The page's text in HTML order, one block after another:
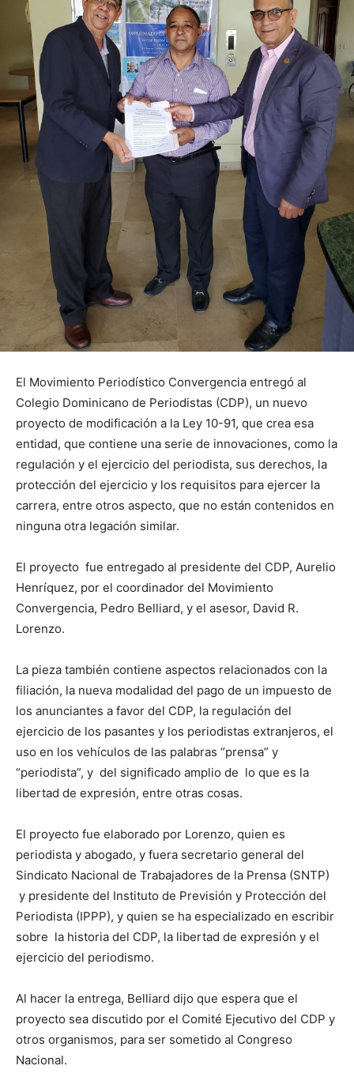
El Movimiento Periodístico Convergencia entregó al
Colegio Dominicano de Periodistas (CDP), un nuevo
proyecto de modificación a la Ley 10-91, que crea esa
entidad, que contiene una serie de innovaciones, como la
regulación y el ejercicio del periodista, sus derechos, la
protección del ejercicio y los requisitos para ejercer la
carrera, entre otros aspecto, que no están contenidos en
ninguna otra legación similar.
El proyecto fue entregado al presidente del CDP, Aurelio
Henríquez, por el coordinador del Movimiento
Convergencia, Pedro Belliard, y el asesor, David R.
Lorenzo.
La pieza también contiene aspectos relacionados con la
filiación, la nueva modalidad del pago de un impuesto de
los anunciantes a favor del CDP, la regulación del
ejercicio de los pasantes y los periodistas extranjeros, el
uso en los vehículos de las palabras “prensa” y
“periodista”, y del significado amplio de lo que es la
libertad de expresión, entre otras cosas.
El proyecto fue elaborado por Lorenzo, quien es
periodista y abogado, y fuera secretario general del
Sindicato Nacional de Trabajadores de la Prensa (SNTP)
y presidente del Instituto de Previsión y Protección del
Periodista (IPPP), y quien se ha especializado en escribir
sobre la historia del CDP, la libertad de expresión y el
ejercicio del periodismo.
Al hacer la entrega, Belliard dijo que espera que el
proyecto sea discutido por el Comité Ejecutivo del CDP y
otros organismos, para ser sometido al Congreso
Nacional.